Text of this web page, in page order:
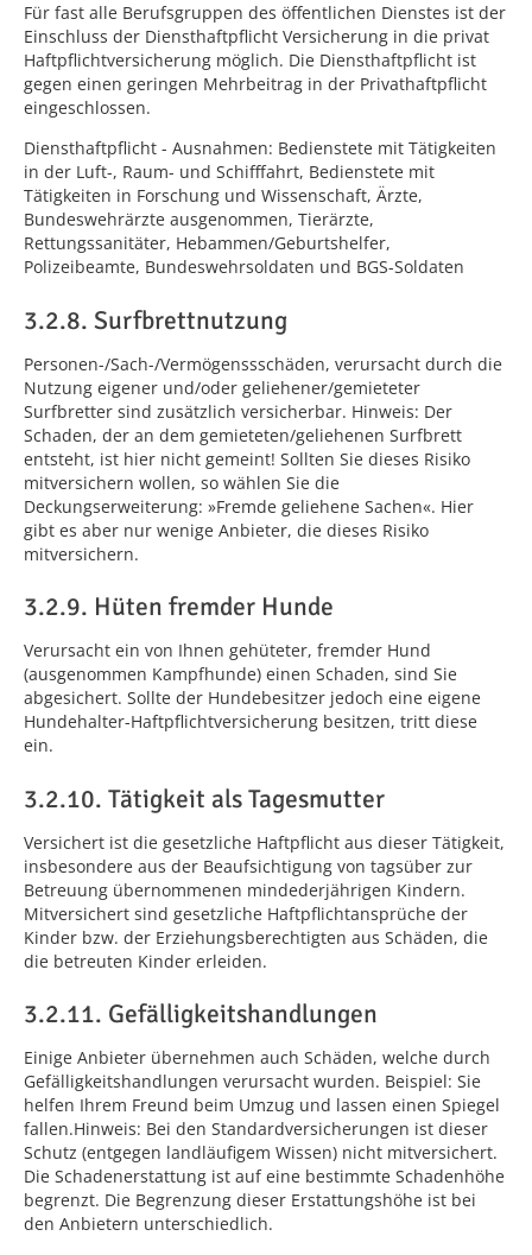
Für fast alle Berufsgruppen des öffentlichen Dienstes ist der
Einschluss der Diensthaftpflicht Versicherung in die privat
Haftpflichtversicherung möglich. Die Diensthaftpflicht ist
gegen einen geringen Mehrbeitrag in der Privathaftpflicht
eingeschlossen.
Diensthaftpflicht - Ausnahmen: Bedienstete mit Tätigkeiten
in der Luft-, Raum- und Schifffahrt, Bedienstete mit
Tätigkeiten in Forschung und Wissenschaft, Ärzte,
Bundeswehrärzte ausgenommen, Tierärzte,
Rettungssanitäter, Hebammen/Geburtshelfer,
Polizeibeamte, Bundeswehrsoldaten und BGS-Soldaten
3.2.8. Surfbrettnutzung
Personen-/Sach-/Vermögenssschäden, verursacht durch die
Nutzung eigener und/oder geliehener/gemieteter
Surfbretter sind zusätzlich versicherbar. Hinweis: Der
Schaden, der an dem gemieteten/geliehenen Surfbrett
entsteht, ist hier nicht gemeint! Sollten Sie dieses Risiko
mitversichern wollen, so wählen Sie die
Deckungserweiterung: »Fremde geliehene Sachen«. Hier
gibt es aber nur wenige Anbieter, die dieses Risiko
mitversichern.
3.2.9. Hüten fremder Hunde
Verursacht ein von Ihnen gehüteter, fremder Hund
(ausgenommen Kampfhunde) einen Schaden, sind Sie
abgesichert. Sollte der Hundebesitzer jedoch eine eigene
Hundehalter-Haftpflichtversicherung besitzen, tritt diese
ein.
3.2.10. Tätigkeit als Tagesmutter
Versichert ist die gesetzliche Haftpflicht aus dieser Tätigkeit,
insbesondere aus der Beaufsichtigung von tagsüber zur
Betreuung übernommenen mindederjährigen Kindern.
Mitversichert sind gesetzliche Haftpflichtansprüche der
Kinder bzw. der Erziehungsberechtigten aus Schäden, die
die betreuten Kinder erleiden.
3.2.11. Gefälligkeitshandlungen
Einige Anbieter übernehmen auch Schäden, welche durch
Gefälligkeitshand­lungen verursacht wurden. Beispiel: Sie
helfen Ihrem Freund beim Umzug und lassen einen Spiegel
fallen.Hinweis: Bei den Standardversicherungen ist dieser
Schutz (entgegen landläufigem Wissen) nicht mitversichert.
Die Schadenerstattung ist auf eine bestimmte Schadenhöhe
begrenzt. Die Begrenzung dieser Erstattungshöhe ist bei
den Anbietern unterschiedlich.